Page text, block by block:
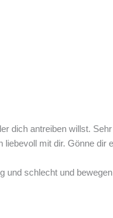
dich antreiben willst.
mit dir. Gönne dir
und schlecht und